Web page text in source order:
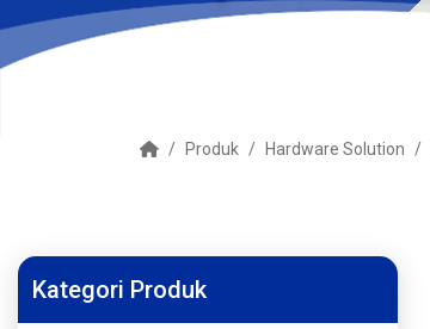
Produk Hardware Solution
Kategori Produk